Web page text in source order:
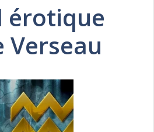
érotique
Verseau